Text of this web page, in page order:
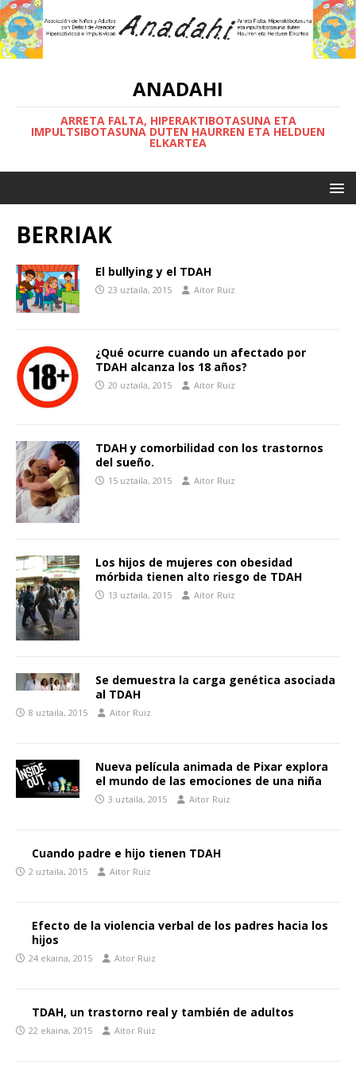
ANADAHI
ARRETA FALTA, HIPERAKTIBOTASUNA ETA
IMPULTSIBOTASUNA DUTEN HAURREN ETA HELDUEN
ELKARTEA
BERRIAK
El bullying y el TDAH
23 uztaila, 2015 Aitor Ruiz
¿Qué ocurre cuando un afectado por
TDAH alcanza los 18 años?
20 uztaila, 2015 Aitor Ruiz
TDAH y comorbilidad con los trastornos
del sueño.
15 uztaila, 2015 Aitor Ruiz
Los hijos de mujeres con obesidad
mórbida tienen alto riesgo de TDAH
13 uztaila, 2015 Aitor Ruiz
Se demuestra la carga genética asociada
al TDAH
8 uztaila, 2015 Aitor Ruiz
Nueva película animada de Pixar explora
el mundo de las emociones de una niña
3 uztaila, 2015 Aitor Ruiz
Cuando padre e hijo tienen TDAH
2 uztaila, 2015 Aitor Ruiz
Efecto de la violencia verbal de los padres hacia los
hijos
24 ekaina, 2015 Aitor Ruiz
TDAH, un trastorno real y también de adultos
22 ekaina, 2015 Aitor Ruiz